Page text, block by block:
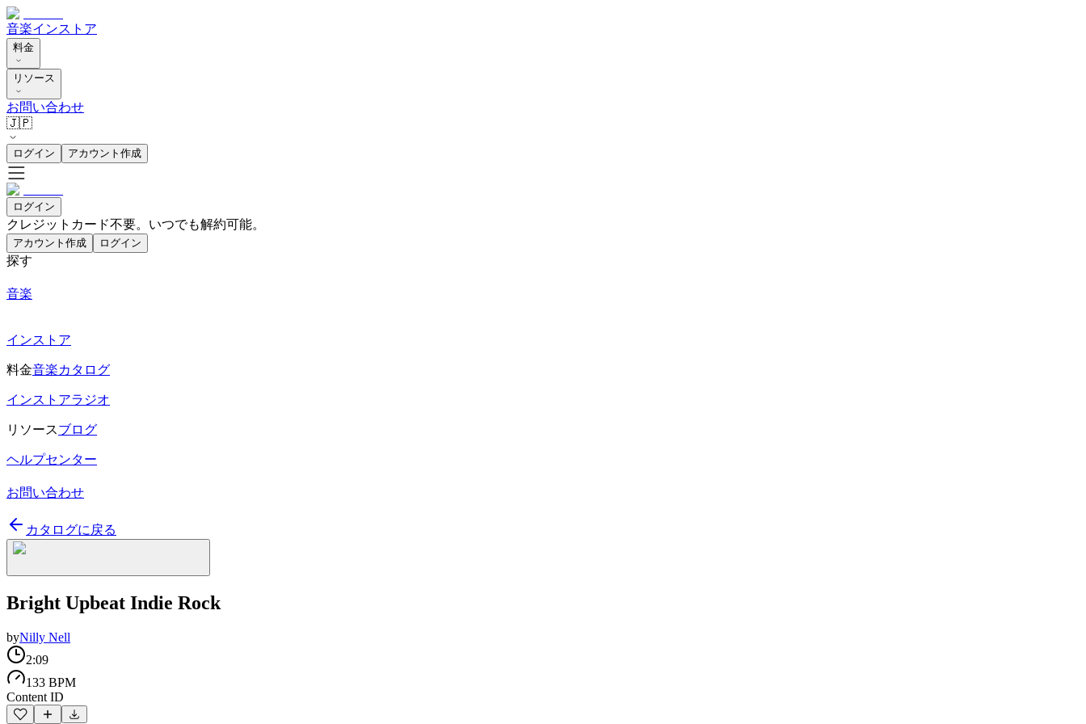
音楽インストア
料金
リソース
お問い合わせ
🇯🇵
ログイン アカウント作成
ログイン
クレジットカード不要。いつでも解約可能。
アカウント作成 ログイン
探す
音楽
インストア
料金音楽カタログ
インストアラジオ
リソースブログ
ヘルプセンター
お問い合わせ
カタログに戻る
Bright Upbeat Indie Rock
byNilly Nell
2:09
133 BPM
Content ID